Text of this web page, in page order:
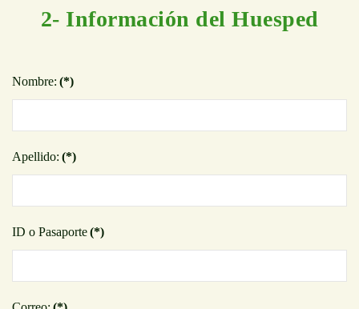
2- Información del Huesped
Nombre: (*)
Apellido: (*)
ID o Pasaporte(*)